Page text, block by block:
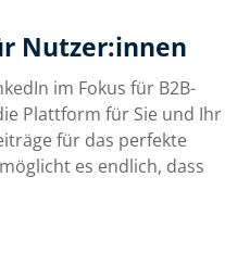
Nutzer:innen
im Fokus für B2B-
Plattform für Sie und Ihr
für das perfekte
es endlich, dass